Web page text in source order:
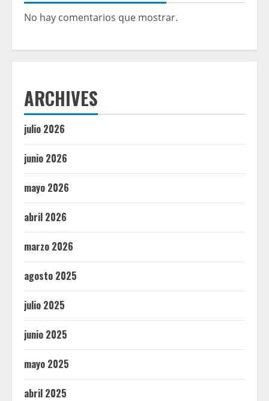
No hay comentarios que mostrar.
ARCHIVES
julio 2026
junio 2026
mayo 2026
abril 2026
marzo 2026
agosto 2025
julio 2025
junio 2025
mayo 2025
abril 2025